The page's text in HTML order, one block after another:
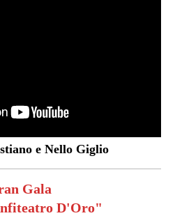
e Nello Giglio
Gala
D'Oro"